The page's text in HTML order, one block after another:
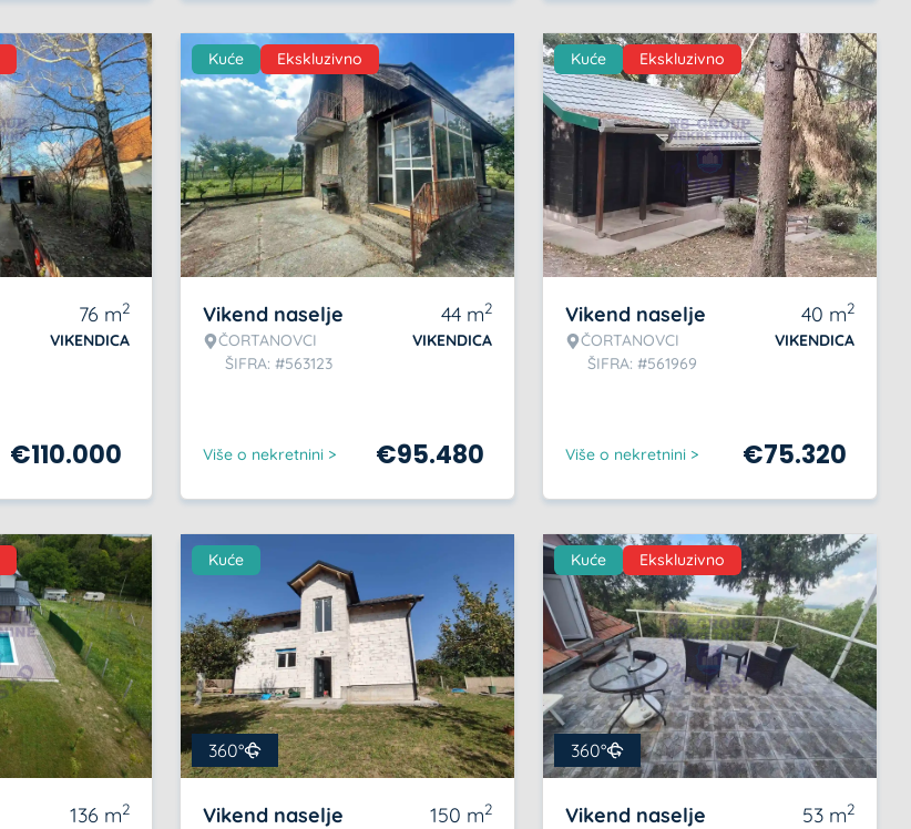
76 m2
VIKENDICA
€110.000
Kuće Ekskluzivno
Vikend naselje
ČORTANOVCI
ŠIFRA: #563123
44 m2
VIKENDICA
Više o nekretnini > €95.480
Kuće Ekskluzivno
Vikend naselje
ČORTANOVCI
ŠIFRA: #561969
40 m2
VIKENDICA
Više o nekretnini > €75.320
136 m2
Kuće
360°
Vikend naselje 150 m2
Kuće Ekskluzivno
360°
Vikend naselje 53 m2